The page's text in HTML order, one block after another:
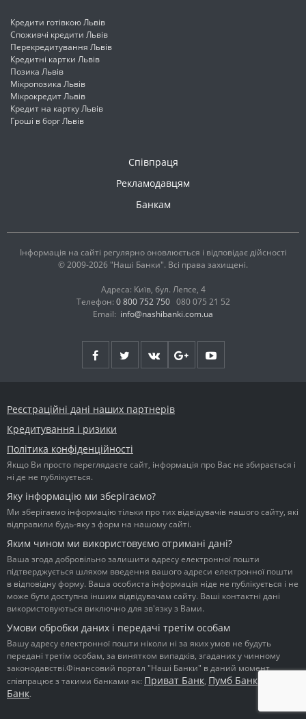
Кредити готівкою Львів
Споживчі кредити Львів
Перекредитування Львів
Кредитні картки Львів
Позика Львів
Мікропозика Львів
Мікрокредит Львів
Кредит на картку Львів
Гроші в борг Львів
Співпраця
Рекламодавцям
Банкам
Інформація на сайті регулярно оновлюється і відповідає дійсності
© 2009-2026 "Наші Банки". Всі права захищені.
Адреса: Київ, бул. Лепсе, 4
Телефон: 0 800 752 750 080 075 21 52
Email: info@nashibanki.com.ua
Реєстраційні дані наших партнерів
Кредитування і ризики
Політика конфіденційності
Якщо Ви просто переглядаєте сайт, інформація про Вас не збирається і
ні де не публікується.
Яку інформацію ми зберігаємо?
Ми зберігаємо інформацію тільки про тих відвідувачів нашого сайту, які
відправили будь-яку з форм на нашому сайті.
Яким чином ми використовуємо отримані дані?
Ваша згода добровільно залишити адресу електронної пошти
підтверджується шляхом введення вашого адреси електронної пошти
в відповідну форму. Ваша особиста інформація ніде не публікується і не
може бути доступна іншим відвідувачам сайту. Ваші контактні дані
використовуються виключно для зв'язку з Вами.
Умови обробки даних і передачі третім особам
Вашу адресу електронної пошти ніколи ні за яких умов не будуть
передані третім особам, за винятком випадків, згаданих у чинному
законодавстві.Фінансовий портал "Наші Банки" в даний момент
співпрацює з такими банками як: Приват Банк, Пумб Банк
Банк.